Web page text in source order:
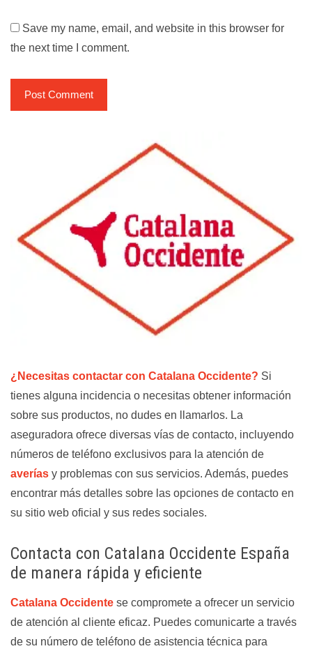
Save my name, email, and website in this browser for
the next time I comment.
¿Necesitas contactar con Catalana Occidente? Si
tienes alguna incidencia o necesitas obtener información
sobre sus productos, no dudes en llamarlos. La
aseguradora ofrece diversas vías de contacto, incluyendo
números de teléfono exclusivos para la atención de
averías y problemas con sus servicios. Además, puedes
encontrar más detalles sobre las opciones de contacto en
su sitio web oficial y sus redes sociales.
Contacta con Catalana Occidente España
de manera rápida y eficiente
Catalana Occidente se compromete a ofrecer un servicio
de atención al cliente eficaz. Puedes comunicarte a través
de su número de teléfono de asistencia técnica para